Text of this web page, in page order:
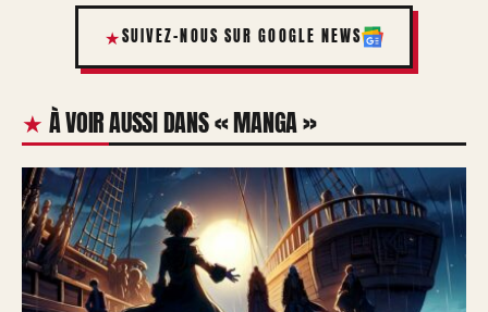
SUIVEZ-NOUS SUR GOOGLE NEWS
À VOIR AUSSI DANS « MANGA »